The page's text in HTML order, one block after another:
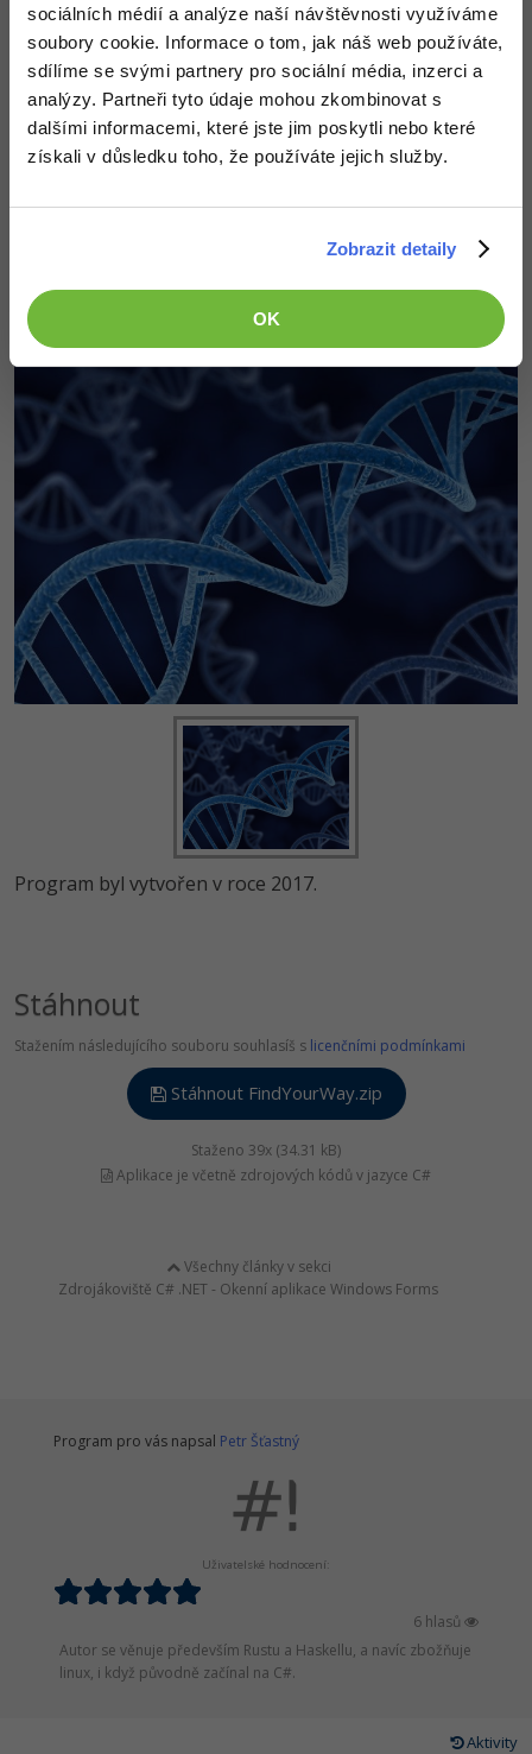
sociálních médií a analýze naší návštěvnosti využíváme
soubory cookie. Informace o tom, jak náš web používáte,
sdílíme se svými partnery pro sociální média, inzerci a
analýzy. Partneři tyto údaje mohou zkombinovat s
dalšími informacemi, které jste jim poskytli nebo které
získali v důsledku toho, že používáte jejich služby.
Zobrazit detaily
OK
číslo X, a to od 1 do (délka genomu - 1). Nový potomek
bude mít X genů od prvního rodiče, zbytek od druhého.
U každé přenesené části genomu je šance X% na mutaci,
tedy na nahrazení genu náhodným.
Tímto způsobem se entity vyvíjí a samostatně se učí.
Galerie
Program byl vytvořen v roce 2017.
Stáhnout
Stažením následujícího souboru souhlasíš s licenčními podmínkami
Stáhnout FindYourWay.zip
Staženo 39x (34.31 kB)
Aplikace je včetně zdrojových kódů v jazyce C#
Všechny články v sekci
Zdrojákoviště C# .NET - Okenní aplikace Windows Forms
Program pro vás napsal Petr Šťastný
Uživatelské hodnocení:
6 hlasů
Autor se věnuje především Rustu a Haskellu, a navíc zbožňuje
linux, i když původně začínal na C#.
Aktivity